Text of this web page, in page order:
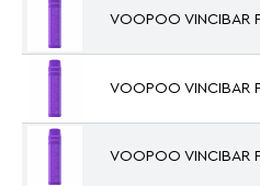
VOOPOO
VOOPOO
VOOPOO